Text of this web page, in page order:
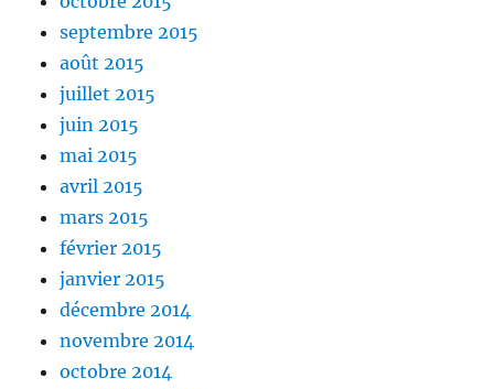
septembre 2015
août 2015
juillet 2015
juin 2015
mai 2015
avril 2015
mars 2015
février 2015
janvier 2015
décembre 2014
novembre 2014
octobre 2014